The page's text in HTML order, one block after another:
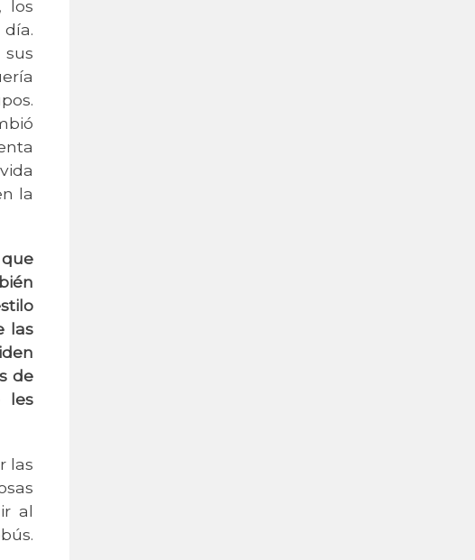
los
la
las
de
les
las
al